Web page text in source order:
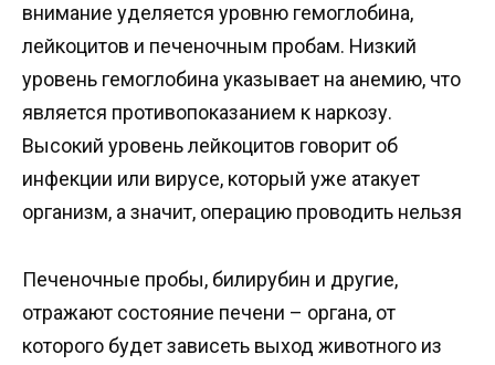
внимание уделяется уровню гемоглобина,
лейкоцитов и печеночным пробам. Низкий
уровень гемоглобина указывает на анемию, что
является противопоказанием к наркозу.
Высокий уровень лейкоцитов говорит об
инфекции или вирусе, который уже атакует
организм, а значит, операцию проводить нельзя
Печеночные пробы, билирубин и другие,
отражают состояние печени – органа, от
которого будет зависеть выход животного из